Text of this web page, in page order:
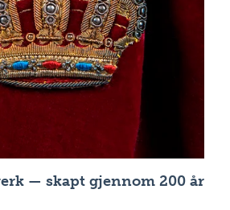
— skapt gjennom 200 år